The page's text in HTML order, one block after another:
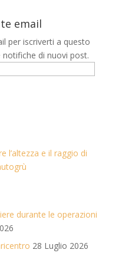
email
per iscriverti a questo
di nuovi post.
l’altezza e il raggio di
durante le operazioni
28 Luglio 2026